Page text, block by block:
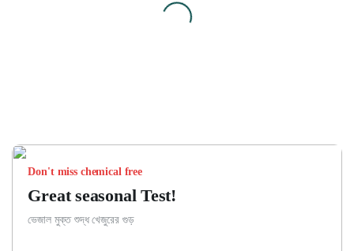
Don't miss chemical free
Great seasonal Test!
ভেজাল মুক্ত শুদ্ধ খেজুরের গুড়